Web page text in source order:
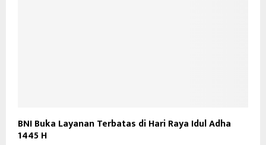
BNI Buka Layanan Terbatas di Hari Raya Idul Adha
1445 H